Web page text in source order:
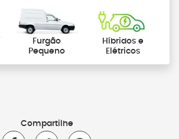
Furgão
Pequeno
Híbridos e
Elétricos
Compartilhe